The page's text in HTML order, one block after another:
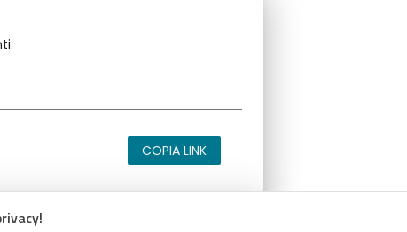
COPIA LINK